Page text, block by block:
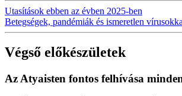
Utasítások ebben az évben 2025-ben
Betegségek, pandémiák és ismeretlen
Végső előkészületek
Az Atyaisten fontos felhívása